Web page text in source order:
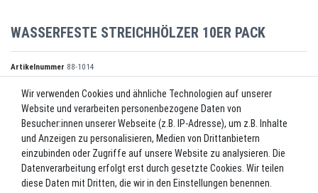
WASSERFESTE STREICHHÖLZER 10ER PACK
Artikelnummer 88-1014
8,10 EUR*
Lieferzeit ca. 2-3 Werktage.
Wir verwenden Cookies und ähnliche Technologien auf unserer
Website und verarbeiten personenbezogene Daten von
Besucher:innen unserer Webseite (z.B. IP-Adresse), um z.B. Inhalte
und Anzeigen zu personalisieren, Medien von Drittanbietern
einzubinden oder Zugriffe auf unsere Website zu analysieren. Die
Datenverarbeitung erfolgt erst durch gesetzte Cookies. Wir teilen
diese Daten mit Dritten, die wir in den Einstellungen benennen.